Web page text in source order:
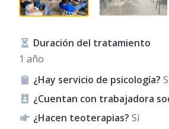
Duración del tratamiento
1 año
¿Hay servicio de psicología?
¿Cuentan con trabajadora
¿Hacen teoterapias? Si